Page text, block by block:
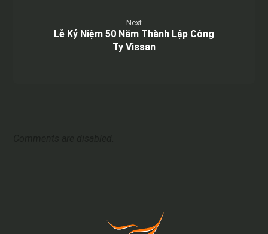
Next
Lễ Kỷ Niệm 50 Năm Thành Lập Công
Ty Vissan